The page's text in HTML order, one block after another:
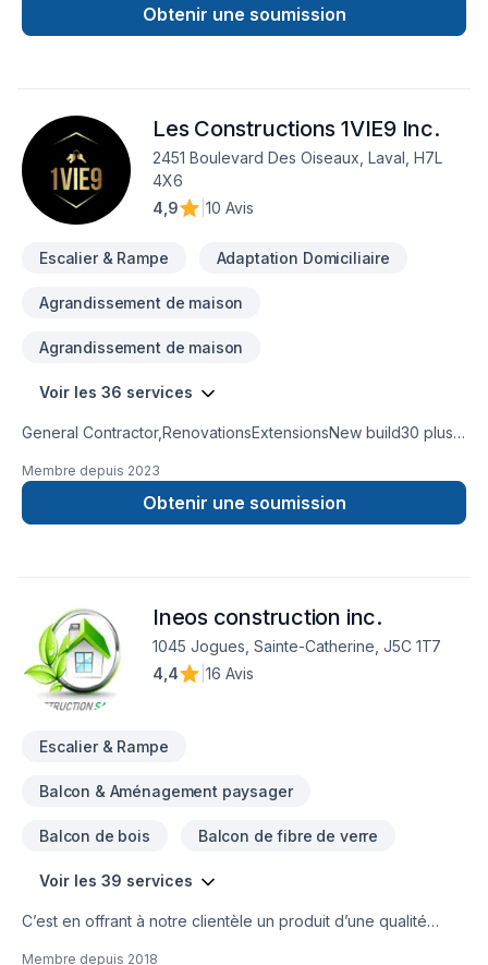
Isolation entre-toît, Isolation mur, Isolation sous-sol, Margelle,
Meubles, Peinture, Plancher, Porte de garage, Portes et
à notre approche centrée sur le client, nous proposons des
solutions adaptées à vos besoins spécifiques et à votre
budget. Demandez votre soumission personnalisée et
démarrez votre projet en toute confiance.
Obtenir une soumission
Les Constructions 1VIE9 Inc.
2451 Boulevard Des Oiseaux, Laval, H7L
4X6
4,9
10 Avis
Escalier & Rampe Adaptation Domiciliaire
Agrandissement de maison
Agrandissement de maison
Voir les 36 services
General Contractor,RenovationsExtensionsNew build30 plus
remodeling basement remodel
Membre depuis 2023
Obtenir une soumission
Ineos construction inc.
1045 Jogues, Sainte-Catherine, J5C 1T7
4,4
16 Avis
Escalier & Rampe
Balcon & Aménagement paysager
Balcon de bois Balcon de fibre de verre
Voir les 39 services
C’est en offrant à notre clientèle un produit d’une qualité
Membre depuis 2018